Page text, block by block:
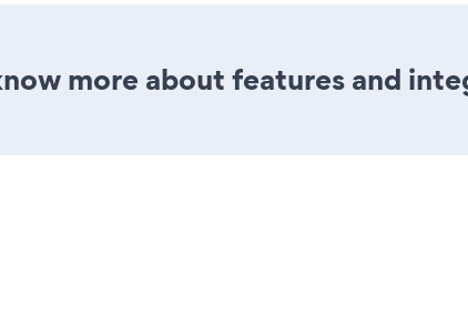
more about features and